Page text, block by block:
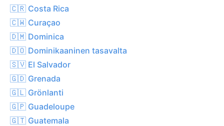
🇨🇷 Costa Rica
🇨🇼 Curaçao
🇩🇲 Dominica
🇩🇴 Dominikaaninen tasavalta
🇸🇻 El Salvador
🇬🇩 Grenada
🇬🇱 Grönlanti
🇬🇵 Guadeloupe
🇬🇹 Guatemala